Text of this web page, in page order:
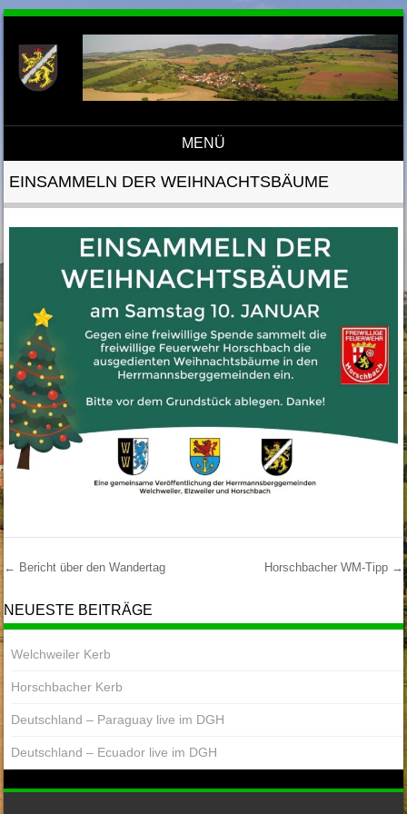
MENÜ
Direkt zum Inhalt
EINSAMMELN DER WEIHNACHTSBÄUME
Post Navigation
← Bericht über den Wandertag Horschbacher WM-Tipp →
NEUESTE BEITRÄGE
Welchweiler Kerb
Horschbacher Kerb
Deutschland – Paraguay live im DGH
Deutschland – Ecuador live im DGH